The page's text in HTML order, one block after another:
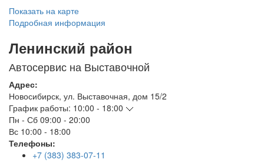
Показать на карте
Подробная информация
Ленинский район
Автосервис на Выставочной
Адрес:
Новосибирск, ул. Выставочная, дом 15/2
График работы: 10:00 - 18:00
Пн - Сб 09:00 - 20:00
Вс 10:00 - 18:00
Телефоны:
+7 (383) 383-07-11